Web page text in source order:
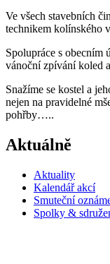
Ve všech stavebních
technikem kolínského
Spolupráce s obecním
vánoční zpívání koled
Snažíme se kostel a
nejen na pravidelné
pohřby…..
Aktuálně
Aktuality
Kalendář akcí
Smuteční
Spolky &